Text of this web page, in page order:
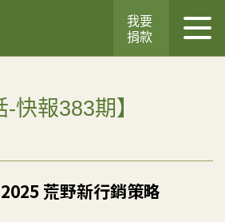
我要
捐款
-快報383期】
荒野新行銷策略